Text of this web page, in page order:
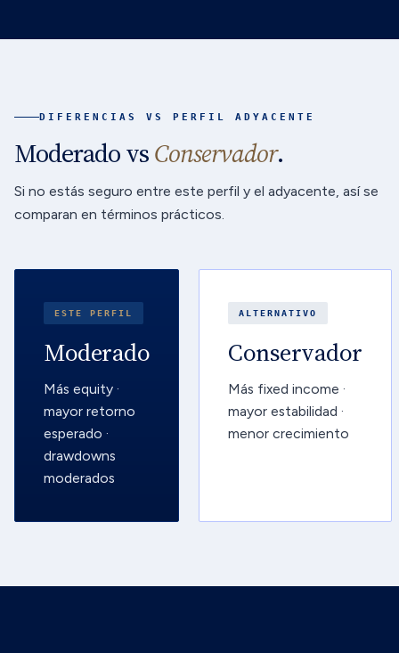
DIFERENCIAS VS PERFIL ADYACENTE
Moderado vsConservador.
Si no estás seguro entre este perfil y el adyacente, así se
comparan en términos prácticos.
ESTE PERFIL
Moderado
Más equity ·
mayor retorno
esperado ·
drawdowns
moderados
ALTERNATIVO
Conservador
Más fixed income ·
mayor estabilidad ·
menor crecimiento